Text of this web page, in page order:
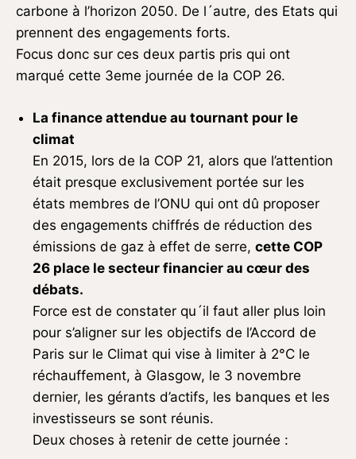
carbone à l’horizon 2050. De l´autre, des Etats qui
prennent des engagements forts.
Focus donc sur ces deux partis pris qui ont
marqué cette 3eme journée de la COP 26.
La finance attendue au tournant pour le
climat
En 2015, lors de la COP 21, alors que l’attention
était presque exclusivement portée sur les
états membres de l’ONU qui ont dû proposer
des engagements chiffrés de réduction des
émissions de gaz à effet de serre, cette COP
26 place le secteur financier au cœur des
débats.
Force est de constater qu´il faut aller plus loin
pour s’aligner sur les objectifs de l’Accord de
Paris sur le Climat qui vise à limiter à 2°C le
réchauffement, à Glasgow, le 3 novembre
dernier, les gérants d’actifs, les banques et les
investisseurs se sont réunis.
Deux choses à retenir de cette journée :